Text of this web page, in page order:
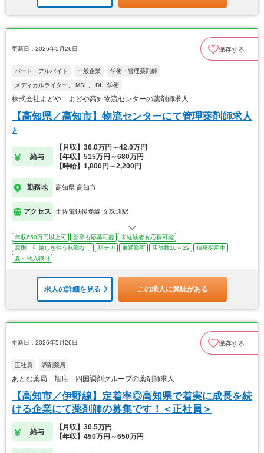
更新日：2026年5月26日 保存する
パート・アルバイト 一般企業 学術・管理薬剤師
メディカルライター、 MSL、 DI、学術
株式会社よどや よどや高知物流センターの薬剤師求人
【高知県／高知市】物流センターにて管理薬剤師求人
♪
給与
【月収】36.0万円～42.0万円
【年収】515万円～680万円
【時給】1,800円～2,200円
勤務地 高知県 高知市
アクセス 土佐電鉄後免線 文珠通駅
年収650万円以上可 新卒も応募可能
未経験者も応募可能
原則、引越しを伴う転勤なし
駅チカ 車通勤可 店舗数10～29
積極採用中
夏～秋入職可
求人の詳細を見る この求人に興味がある
更新日：2026年5月26日 保存する
正社員 調剤薬局
あとむ薬局 旭店 四国調剤グループの薬剤師求人
【高知市／伊野線】定着率◎高知県で着実に成長を続
ける企業にて薬剤師の募集です！＜正社員＞
給与
【月収】30.5万円
【年収】450万円～650万円